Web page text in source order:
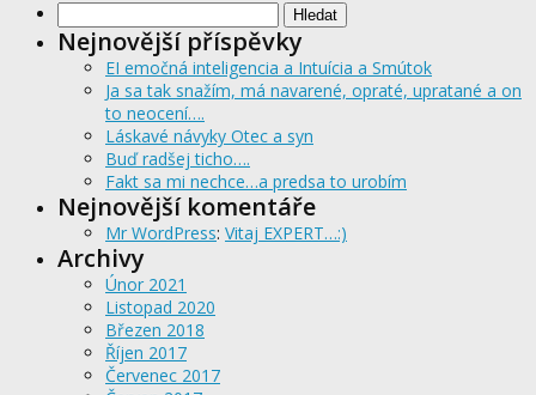
Nejnovější příspěvky
EI emočná inteligencia a Intuícia a Smútok
Ja sa tak snažím, má navarené, opraté, upratané a on
to neocení….
Láskavé návyky Otec a syn
Buď radšej ticho….
Fakt sa mi nechce…a predsa to urobím
Nejnovější komentáře
Mr WordPress: Vitaj EXPERT…:)
Archivy
Únor 2021
Listopad 2020
Březen 2018
Říjen 2017
Červenec 2017